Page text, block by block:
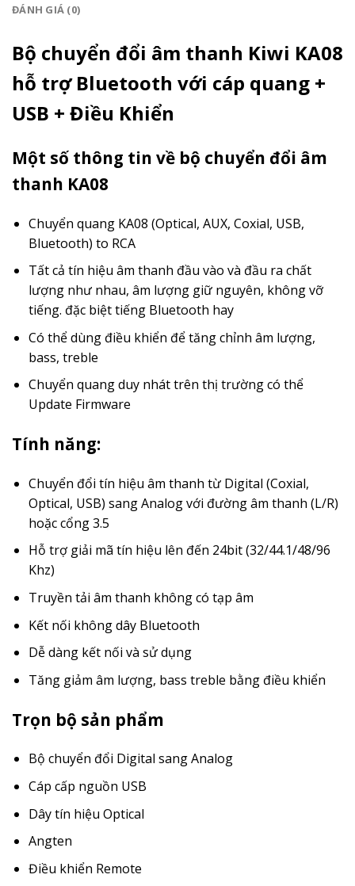
ĐÁNH GIÁ (0)
Bộ chuyển đổi âm thanh Kiwi KA08
hỗ trợ Bluetooth với cáp quang +
USB + Điều Khiển
Một số thông tin về bộ chuyển đổi âm
thanh KA08
Chuyển quang KA08 (Optical, AUX, Coxial, USB,
Bluetooth) to RCA
Tất cả tín hiệu âm thanh đầu vào và đầu ra chất
lượng như nhau, âm lượng giữ nguyên, không vỡ
tiếng. đặc biệt tiếng Bluetooth hay
Có thể dùng điều khiển để tăng chỉnh âm lượng,
bass, treble
Chuyển quang duy nhát trên thị trường có thể
Update Firmware
Tính năng:
Chuyển đổi tín hiệu âm thanh từ Digital (Coxial,
Optical, USB) sang Analog với đường âm thanh (L/R)
hoặc cổng 3.5
Hỗ trợ giải mã tín hiệu lên đến 24bit (32/44.1/48/96
Khz)
Truyền tải âm thanh không có tạp âm
Kết nối không dây Bluetooth
Dễ dàng kết nối và sử dụng
Tăng giảm âm lượng, bass treble bằng điều khiển
Trọn bộ sản phẩm
Bộ chuyển đổi Digital sang Analog
Cáp cấp nguồn USB
Dây tín hiệu Optical
Angten
Điều khiển Remote